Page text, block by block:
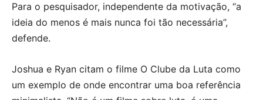
Para o pesquisador, independente da motivação, “a
ideia do menos é mais nunca foi tão necessária”,
defende.
Joshua e Ryan citam o filme O Clube da Luta como
um exemplo de onde encontrar uma boa referência